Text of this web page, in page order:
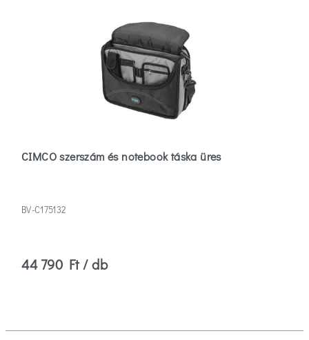
CIMCO szerszám és notebook táska üres
BV-C175132
44 790 Ft / db